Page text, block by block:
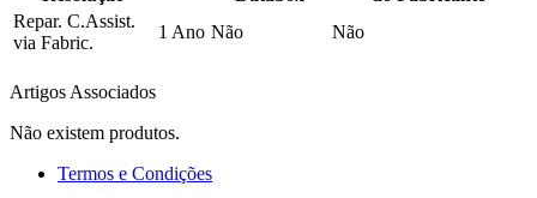
Repar. C.Assist.
via Fabric.
1 Ano Não Não
Artigos Associados
Não existem produtos.
Termos e Condições